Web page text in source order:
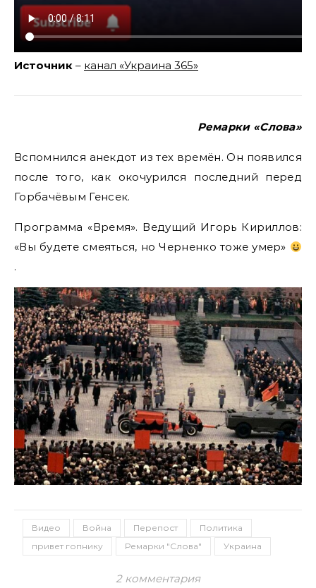
Источник – канал «Украина 365»
Ремарки «Слова»
Вспомнился анекдот из тех времён. Он появился
после того, как окочурился последний перед
Горбачёвым Генсек.
Программа «Время». Ведущий Игорь Кириллов:
«Вы будете смеяться, но Черненко тоже умер»
.
Видео Война Перепост
Политика
привет гопнику
Ремарки "Слова" Украина
2 комментария